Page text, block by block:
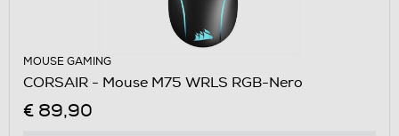
MOUSE GAMING
CORSAIR - Mouse M75 WRLS RGB-Nero
€ 89,90